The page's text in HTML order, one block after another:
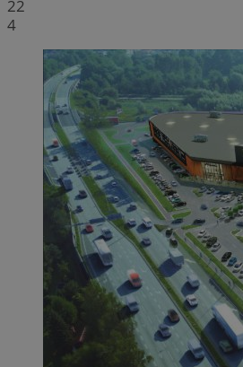
22
4